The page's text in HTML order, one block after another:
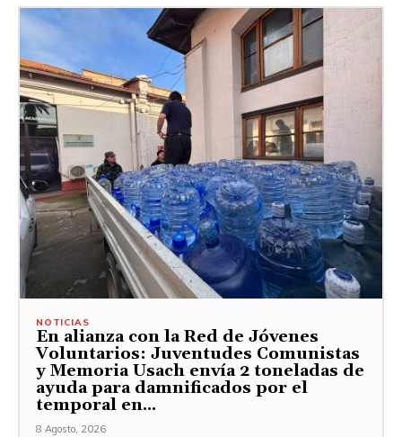
NOTICIAS
En alianza con la Red de Jóvenes
Voluntarios: Juventudes Comunistas
y Memoria Usach envía 2 toneladas de
ayuda para damnificados por el
temporal en...
8 Agosto, 2026